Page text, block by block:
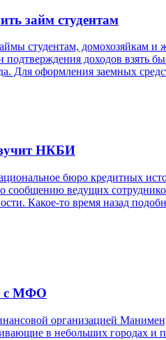
займ студентам
студентам, домохозяйкам и
доходов взять
Для оформления заемных
НКБИ
бюро кредитных
ведущих
Какое-то время назад
с МФО
организацией
в небольших городах и